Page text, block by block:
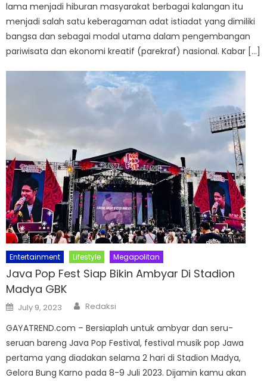
lama menjadi hiburan masyarakat berbagai kalangan itu
menjadi salah satu keberagaman adat istiadat yang dimiliki
bangsa dan sebagai modal utama dalam pengembangan
pariwisata dan ekonomi kreatif (parekraf) nasional. Kabar […]
Entertainment Lifestyle Megapolitan
Java Pop Fest Siap Bikin Ambyar Di Stadion
Madya GBK
Posted
on
July 9, 2023 Author
Redaksi
GAYATREND.com – Bersiaplah untuk ambyar dan seru-
seruan bareng Java Pop Festival, festival musik pop Jawa
pertama yang diadakan selama 2 hari di Stadion Madya,
Gelora Bung Karno pada 8-9 Juli 2023. Dijamin kamu akan